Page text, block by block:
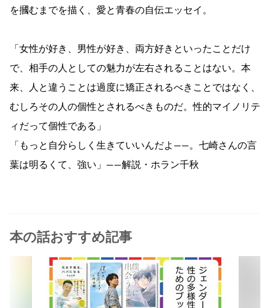
を摑むまでを描く、愛と青春の自伝エッセイ。
「女性が好き、男性が好き、両方好きといったことだけ
で、相手の人としての魅力が左右されることはない。本
来、人と違うことは過度に矯正されるべきことではなく、
むしろその人の個性とされるべきものだ。性的マイノリテ
ィだって個性である」
「もっと自分らしく生きていいんだよ――。七崎さんの言
葉は明るくて、強い」――解説・ホラン千秋
本の話おすすめ記事